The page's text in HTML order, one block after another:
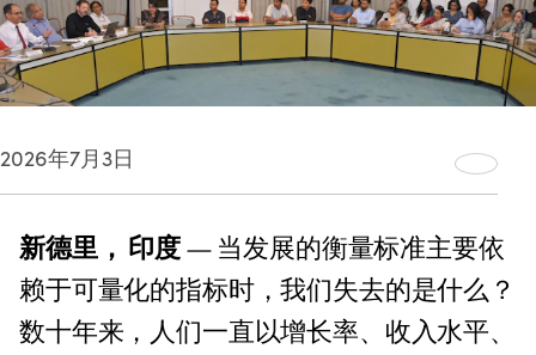
2026年7月3日
新德里， 印度— 当发展的衡量标准主要依
赖于可量化的指标时，我们失去的是什么？
数十年来，人们一直以增长率、收入水平、